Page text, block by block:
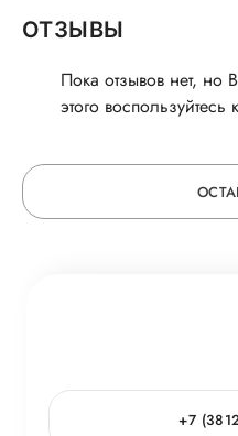
ОТЗЫВЫ
Пока отзывов нет,
этого воспользуйтесь
ГОРЯЧАЯ ЛИНИЯ
+7